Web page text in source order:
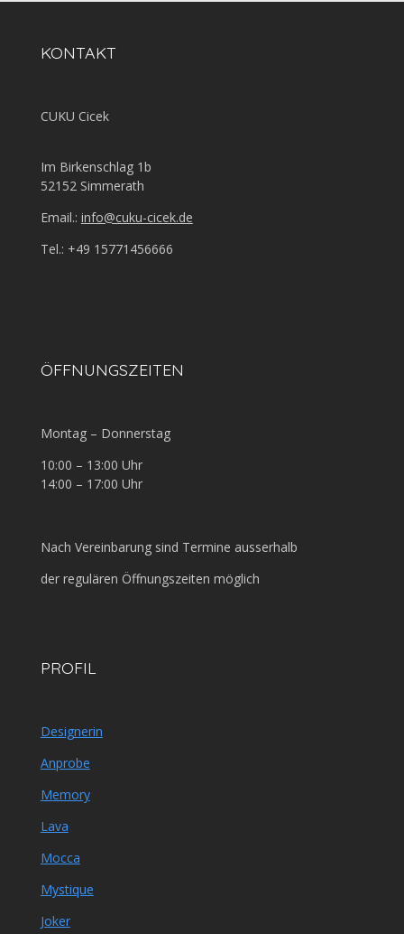
KONTAKT
CUKU Cicek
Im Birkenschlag 1b
52152 Simmerath
Email.: info@cuku-cicek.de
Tel.: +49 15771456666
ÖFFNUNGSZEITEN
Montag – Donnerstag
10:00 – 13:00 Uhr
14:00 – 17:00 Uhr
Nach Vereinbarung sind Termine ausserhalb
der regulären Öffnungszeiten möglich
PROFIL
Designerin
Anprobe
Memory
Lava
Mocca
Mystique
Joker